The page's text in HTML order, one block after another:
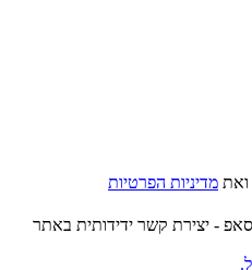
ואת מדיניות הפרטיות